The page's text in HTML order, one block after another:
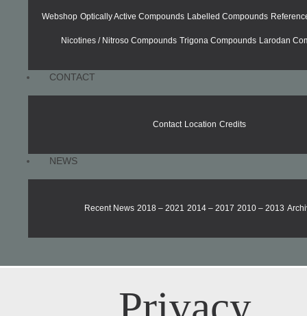
Webshop Optically Active Compounds Labelled Compounds
Nicotines / Nitroso Compounds Trigona Compounds Larodan
CONTACT
Contact Location Credits
NEWS
Recent News 2018 – 2021 2014 – 2017 2010 – 2013